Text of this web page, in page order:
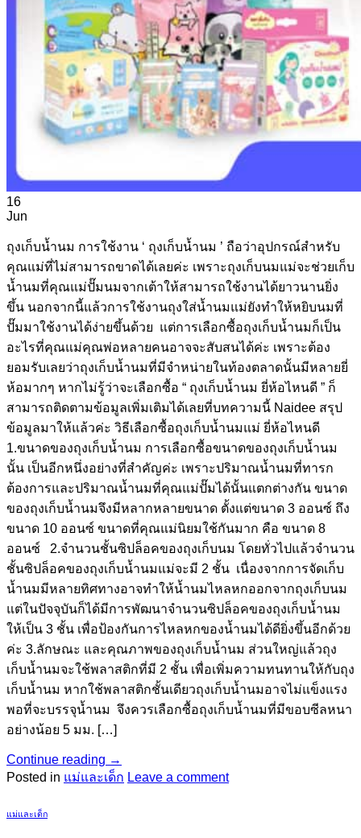
16
Jun
ถุงเก็บน้ำนม การใช้งาน ‘ ถุงเก็บน้ำนม ’ ถือว่าอุปกรณ์สำหรับ
คุณแม่ที่ไม่สามารถขาดได้เลยค่ะ เพราะถุงเก็บนมแม่จะช่วยเก็บ
น้ำนมที่คุณแม่ปั๊มนมจากเต้าให้สามารถใช้งานได้ยาวนานยิ่ง
ขึ้น นอกจากนี้แล้วการใช้งานถุงใส่น้ำนมแม่ยังทำให้หยิบนมที่
ปั๊มมาใช้งานได้ง่ายขึ้นด้วย แต่การเลือกซื้อถุงเก็บน้ำนมก็เป็น
อะไรที่คุณแม่คุณพ่อหลายคนอาจจะสับสนได้ค่ะ เพราะต้อง
ยอมรับเลยว่าถุงเก็บน้ำนมที่มีจำหน่ายในท้องตลาดนั้นมีหลายยี่
ห้อมากๆ หากไม่รู้ว่าจะเลือกซื้อ “ ถุงเก็บน้ำนม ยี่ห้อไหนดี ” ก็
สามารถติดตามข้อมูลเพิ่มเติมได้เลยที่บทความนี้ Naidee สรุป
ข้อมูลมาให้แล้วค่ะ วิธีเลือกซื้อถุงเก็บน้ำนมแม่ ยี่ห้อไหนดี
1.ขนาดของถุงเก็บน้ำนม การเลือกซื้อขนาดของถุงเก็บน้ำนม
นั้น เป็นอีกหนึ่งอย่างที่สำคัญค่ะ เพราะปริมาณน้ำนมที่ทารก
ต้องการและปริมาณน้ำนมที่คุณแม่ปั๊มได้นั้นแตกต่างกัน ขนาด
ของถุงเก็บน้ำนมจึงมีหลากหลายขนาด ตั้งแต่ขนาด 3 ออนซ์ ถึง
ขนาด 10 ออนซ์ ขนาดที่คุณแม่นิยมใช้กันมาก คือ ขนาด 8
ออนซ์ 2.จำนวนชั้นซิปล็อคของถุงเก็บนม โดยทั่วไปแล้วจำนวน
ชั้นซิปล็อคของถุงเก็บน้ำนมแม่จะมี 2 ชั้น เนื่องจากการจัดเก็บ
น้ำนมมีหลายทิศทางอาจทำให้น้ำนมไหลหกออกจากถุงเก็บนม
แต่ในปัจจุบันก็ได้มีการพัฒนาจำนวนซิปล็อคของถุงเก็บน้ำนม
ให้เป็น 3 ชั้น เพื่อป้องกันการไหลหกของน้ำนมได้ดียิ่งขึ้นอีกด้วย
ค่ะ 3.ลักษณะ และคุณภาพของถุงเก็บน้ำนม ส่วนใหญ่แล้วถุง
เก็บน้ำนมจะใช้พลาสติกที่มี 2 ชั้น เพื่อเพิ่มความทนทานให้กับถุง
เก็บน้ำนม หากใช้พลาสติกชั้นเดียวถุงเก็บน้ำนมอาจไม่แข็งแรง
พอที่จะบรรจุน้ำนม จึงควรเลือกซื้อถุงเก็บน้ำนมที่มีขอบซีลหนา
อย่างน้อย 5 มม. […]
Continue reading →
Posted in แม่และเด็ก Leave a comment
แม่และเด็ก